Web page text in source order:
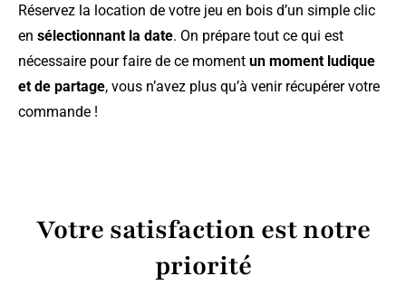
Réservez la location de votre jeu en bois d’un simple clic
en sélectionnant la date. On prépare tout ce qui est
nécessaire pour faire de ce moment un moment ludique
et de partage, vous n’avez plus qu’à venir récupérer votre
commande !
Votre satisfaction est notre
priorité